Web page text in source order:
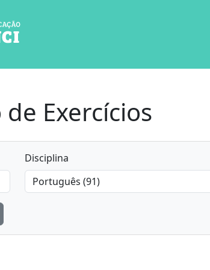
Exercícios
Disciplina